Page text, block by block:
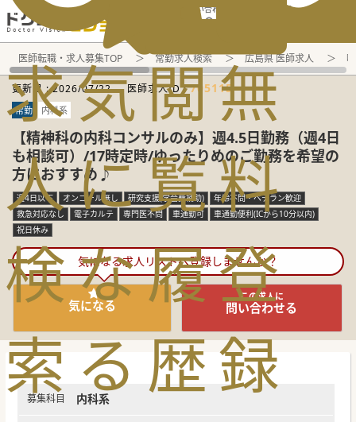
電話でのお問い合わせ：平日9:30-19:00
求
人
検
索
気
に
な
る
閲
覧
履
歴
無
料
登
録
医師転職・求人募集TOP 常勤求人検索 広島県 医師求人
更新日 :2026/07/22 医師求人ID :705115
常勤 内科系
【精神科の内科コンサルのみ】週4.5日勤務（週4日
も相談可）/17時定時/ゆったりめのご勤務を希望の
方におすすめ♪
週4日以下 オンコール無し 研究支援(学会費補助)
年齢不問・ベテラン歓迎
救急対応なし
電子カルテ 専門医不問 車通勤可
車通勤便利(ICから10分以内)
祝日休み
気になる求人リストへ登録しませんか？
気になる
この求人に
問い合わせる
募集科目 内科系